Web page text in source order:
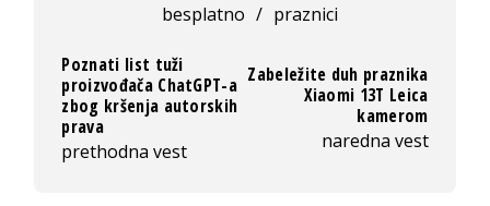
besplatno / praznici
Poznati list tuži
proizvođača ChatGPT-a
zbog kršenja autorskih
prava
prethodna vest
Zabeležite duh praznika
Xiaomi 13T Leica
kamerom
naredna vest